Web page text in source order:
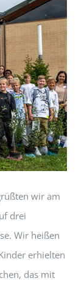
wir am
drei
Wir heißen
erhielten
das mit